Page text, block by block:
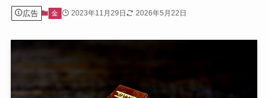
広告 金 2023年11月29日 2026年5月22日